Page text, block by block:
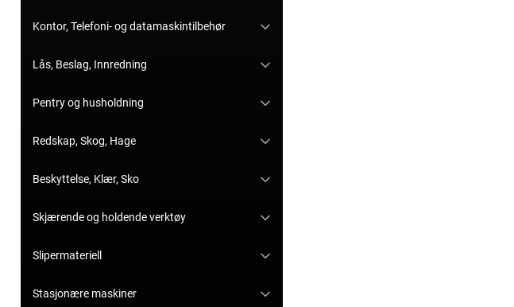
Kontor, Telefoni- og datamaskintilbehør
Lås, Beslag, Innredning
Pentry og husholdning
Redskap, Skog, Hage
Beskyttelse, Klær, Sko
Skjærende og holdende verktøy
Slipermateriell
Stasjonære maskiner